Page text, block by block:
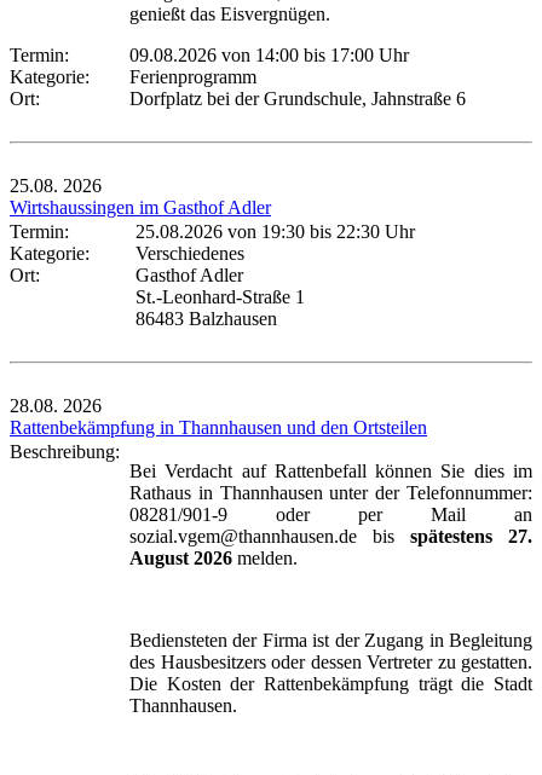
genießt das Eisvergnügen.
Termin:
09.08.2026 von 14:00 bis 17:00 Uhr
Kategorie:
Ferienprogramm
Ort:
Dorfplatz bei der Grundschule, Jahnstraße 6
25.08. 2026
Wirtshaussingen im Gasthof Adler
Termin:
25.08.2026 von 19:30 bis 22:30 Uhr
Kategorie:
Verschiedenes
Ort:
Gasthof Adler
St.-Leonhard-Straße 1
86483 Balzhausen
28.08. 2026
Rattenbekämpfung in Thannhausen und den Ortsteilen
Beschreibung:
Bei Verdacht auf Rattenbefall können Sie dies im
Rathaus in Thannhausen unter der Telefonnummer:
08281/901-9 oder per Mail an
sozial.vgem@thannhausen.de bis spätestens 27.
August 2026 melden.
Bediensteten der Firma ist der Zugang in Begleitung
des Hausbesitzers oder dessen Vertreter zu gestatten.
Die Kosten der Rattenbekämpfung trägt die Stadt
Thannhausen.